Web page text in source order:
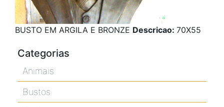
BUSTO EM ARGILA E BRONZE Descricao: 70X55
Categorias
Animais
Bustos